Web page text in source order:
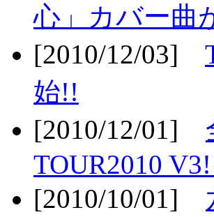
心」カバー曲
[2010/12/03]
始!!
[2010/12/01]
TOUR2010
[2010/10/01]